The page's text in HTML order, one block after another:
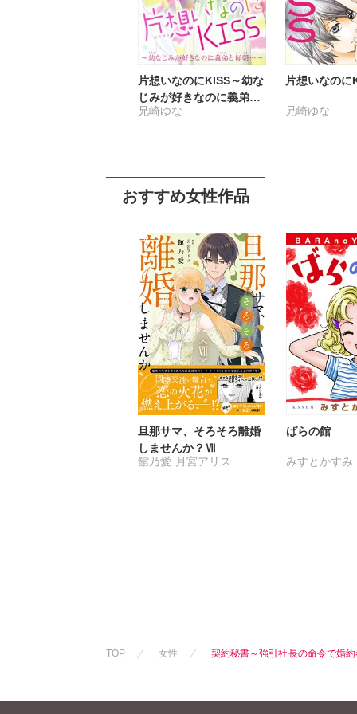
片想いなのにKISS～幼な
じみが好きなのに義弟と
毎朝…～
兄崎ゆな
片想いなのに
兄崎ゆな
おすすめ女性作品
旦那サマ、そろそろ離婚
しませんか？Ⅶ
館乃愛 月宮アリス
ばらの館
みすとかすみ
TOP 女性 契約秘書～強引社長の命令で婚